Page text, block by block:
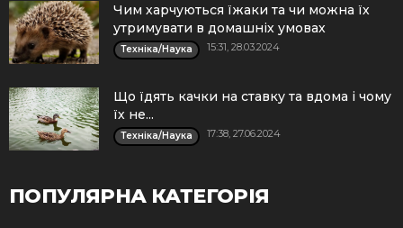
Чим харчуються їжаки та чи можна їх
утримувати в домашніх умовах
Техніка/Наука 15:31, 28.03.2024
Що їдять качки на ставку та вдома і чому
їх не...
Техніка/Наука 17:38, 27.06.2024
ПОПУЛЯРНА КАТЕГОРІЯ